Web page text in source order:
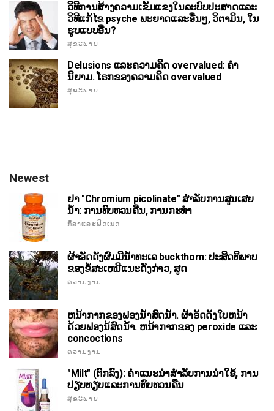
ວິທີການສ້າງຄວາມເຂັ້ມແຂງໃນລະບົບປະສາດແລະ
ວິທີແກ້ໄຂ psyche ພະຍາດແລະອື່ນໆ, ວິຕາມິນ, ໃນ
ຮູບແບບອື່ນ?
ສຸຂະພາບ
Delusions ແລະຄວາມຄິດ overvalued: ຄໍາ
ນິຍາມ. ໂຣກຂອງຄວາມຄິດ overvalued
ສຸຂະພາບ
Newest
ຢາ "Chromium picolinate" ສໍາລັບການສູນເສຍ
ນ້ໍາ: ການທົບທວນຄືນ, ການກະທໍາ
ກິລາແລະຟິດເນດ
ຜ້າອັດດັງຜົມມີນ້ໍາທະເລ buckthorn: ປະສິດທິພາບ
ຂອງຂໍ້ສະເຫນີແນະດັ່ງກ່າວ, ສູດ
ຄວາມງາມ
ຫນ້າກາກຂອງຟອງນ້ໍາສົດນ້ໍາ. ຜ້າອັດດັງໃບຫນ້າ
ດ້ວຍຟອງນ້ສົດນ້ໍາ. ຫນ້າກາກຂອງ peroxide ແລະ
concoctions
ຄວາມງາມ
"Milt" (ຕົກລົງ): ຄໍາແນະນໍາສໍາລັບການນໍາໃຊ້, ການ
ປຽບທຽບແລະການທົບທວນຄືນ
ສຸຂະພາບ